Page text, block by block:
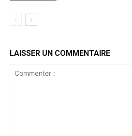
LAISSER UN COMMENTAIRE